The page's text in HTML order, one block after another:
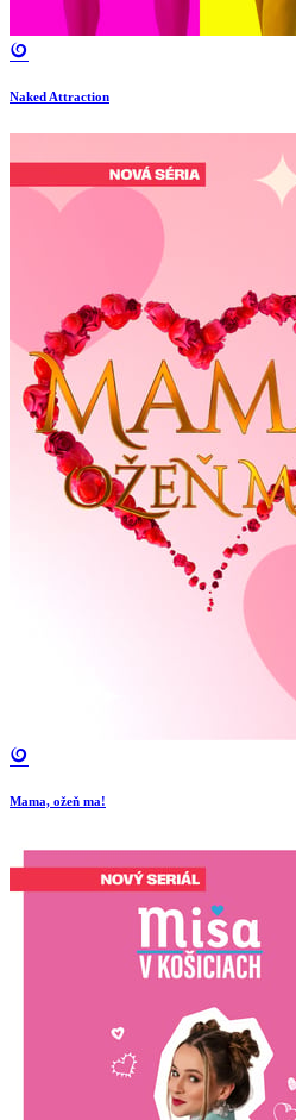
Naked Attraction
Mama, ožeň ma!